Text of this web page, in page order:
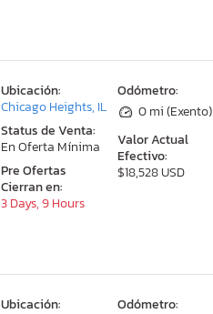
Odómetro:
0 mi (Exento)
Valor Actual
Efectivo:
$18,528 USD
Ubicación:
Chicago Heights, IL
Status de Venta:
En Oferta Mínima
Pre Ofertas
Cierran en:
3 Days, 9 Hours
Odómetro:
Ubicación: